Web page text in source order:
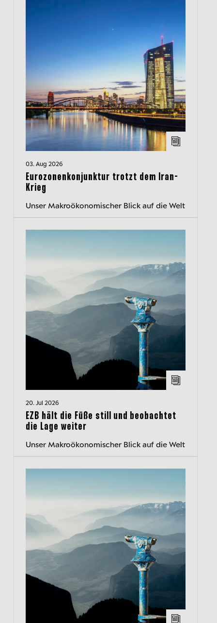
03. Aug 2026
Eurozonenkonjunktur trotzt dem Iran-
Krieg
Unser Makroökonomischer Blick auf die Welt
20. Jul 2026
EZB hält die Füße still und beobachtet
die Lage weiter
Unser Makroökonomischer Blick auf die Welt